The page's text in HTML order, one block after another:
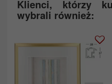
Klienci, którzy
wybrali również: